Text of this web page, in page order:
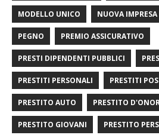
MODELLO UNICO NUOVA IMPRESA
PEGNO PREMIO ASSICURATIVO
PRESTI DIPENDENTI PUBBLICI
PRESTITI PERSONALI PRESTITI
PRESTITO AUTO PRESTITO
PRESTITO GIOVANI PRESTITO